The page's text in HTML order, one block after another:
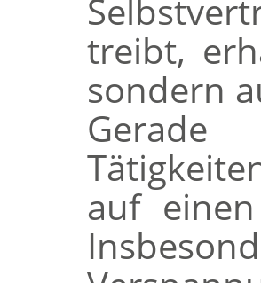
treibt,
sondern
auf